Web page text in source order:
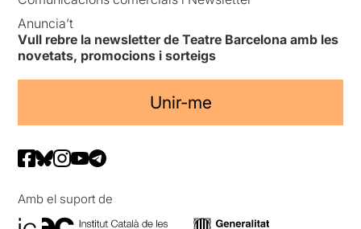
Anuncia’t
Vull rebre la newsletter de Teatre Barcelona amb les
novetats, promocions i sorteigs
Unir-me
Amb el suport de